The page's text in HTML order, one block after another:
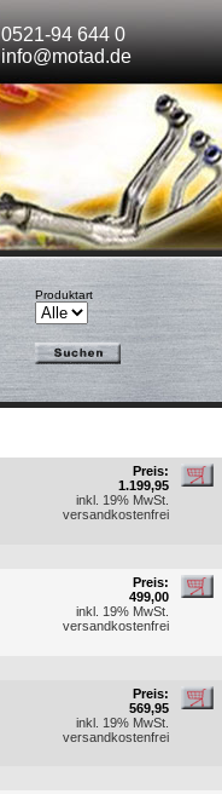
0521-94 644 0
info@motad.de
Produktart
Preis:
1.199,95
inkl. 19% MwSt.
versandkostenfrei
Preis:
499,00
inkl. 19% MwSt.
versandkostenfrei
Preis:
569,95
inkl. 19% MwSt.
versandkostenfrei